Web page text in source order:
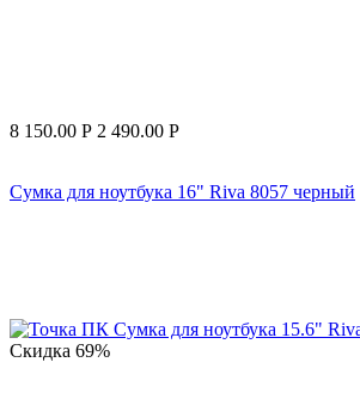
8 150.00 Р 2 490.00 Р
Сумка для ноутбука 16" Riva 8057 черный
Скидка 69%